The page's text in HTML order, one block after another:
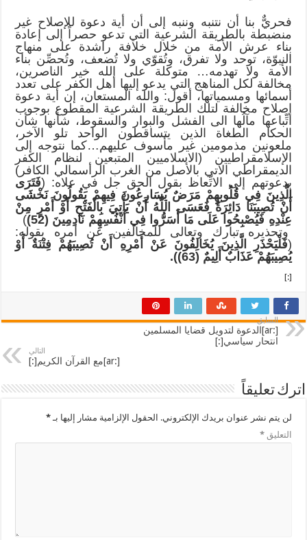
فحريٌّ بنا أن نتنبه وننبه إلى أن أية دعوة للإصلاح غير
منضبطة بالطريقة الشرعية التي تدعو حصراً إلى إعادة
بناء عرش الأمة من خلال خلافة راشدة على منهاج
النبوّة، توحد ولا تفرق، وتُقوّي ولا تُضعف، وتُحصِّن بناء
الأمة ولا تهدمه… متوكلة على الله خير الناصرين،
مخالفة لكل المناهج التي يدعو إليها أهل الكفر على تعدد
أسمائها ومسمياتها، أقول: والله المستعان، إن أية دعوة
إصلاح مخالفة لتلك الطريقة الشرعية المقطوع بوجوب
اتِّباعها مآلُها الى الفشل والبوار والسقوط، شأنها شأن
الحكام الطغاة الذين يتساقطون الواحد تلو الآخر،
ملعونين مذمومين غير مأسوف عليهم…كما نتوجه إلى
الإسلامقراطيين (الاسلاميين المتبعين لنظام الكفر
الديمقراطي الآتي بالأصل من الغرب الرأسمالي الكافر)
بدعوتهم إلى الاتِّعاظ بقول الحق جل في علاه: (فَتَرَى
الَّذِينَفِي قُلُوبِهِمْ مَرَض ٌ يُسَارِعُونَ فِيهِمْ يَقُولُونَ نَخْشَى
أَنْ تُصِيبَنَا دَائِرَةٌ فَعَسَى اللَّهُ أَنْ يَأْتِيَ بِالْفَتْحِ أَوْ أَمْرٍ مِنْ
عِنْدِهِ فَيُصْبِحُوا عَلَى مَا أَسَرُّوا فِي أَنْفُسِهِمْ نَادِمِينَ (52)
)
وتحذيره تبارك وتعالى للمخالفين عن أمره بقوله:
(فَلْيَحْذَر ِ الَّذِينَ يُخَالِفُونَ عَنْ أَمْرِهِ أَنْ تُصِيبَهُمْ فِتْنَةٌ أَوْ
يُصِيبَهُمْ عَذَابٌ أَلِيمٌ (63)).
[:]
السابق
[:ar]الدعوة لتدويل قضايا المسلمين
انتحار سياسي[:]
التالي
[:ar]مع القرآن الكريم[:]
اترك تعليقاً
لن يتم نشر عنوان بريدك الإلكتروني. الحقول الإلزامية مشار إليها بـ*
التعليق*